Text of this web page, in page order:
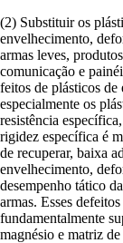
(2) Substituir os
envelhecimento,
armas leves,
comunicação e
feitos de plásticos de
especialmente os
resistência
rigidez específica é
de recuperar, baixa
envelhecimento,
desempenho tático
armas. Esses
fundamentalmente
magnésio e matriz